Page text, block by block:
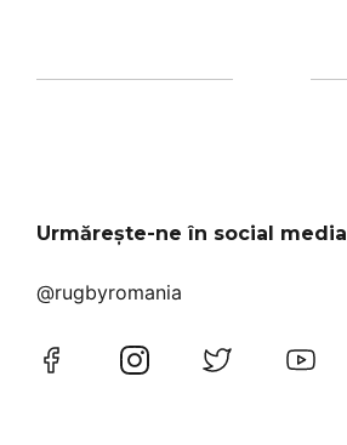
Urmărește-ne în social media
@rugbyromania